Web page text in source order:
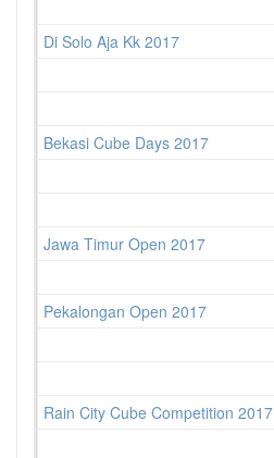
Di Solo Aja Kk 2017
Bekasi Cube Days 2017
Jawa Timur Open 2017
Pekalongan Open 2017
Rain City Cube Competition 2017